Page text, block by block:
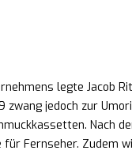
legte Jacob
jedoch zur
Nach
für Fernseher. Zudem